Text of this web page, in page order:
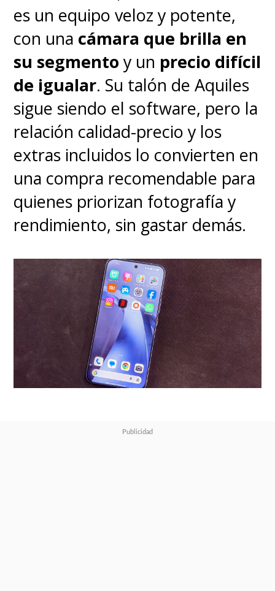
es un equipo veloz y potente,
con una cámara que brilla en
su segmento y un precio difícil
de igualar. Su talón de Aquiles
sigue siendo el software, pero la
relación calidad-precio y los
extras incluidos lo convierten en
una compra recomendable para
quienes priorizan fotografía y
rendimiento, sin gastar demás.